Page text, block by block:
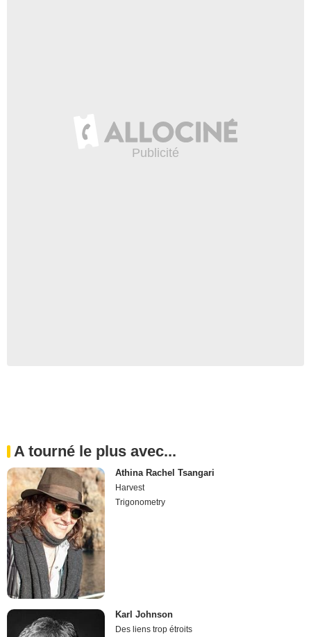
A tourné le plus avec...
Athina Rachel Tsangari
Harvest
Trigonometry
Karl Johnson
Des liens trop étroits